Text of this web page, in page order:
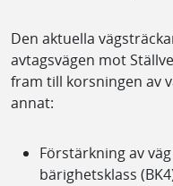
Den aktuella
avtagsvägen mot
fram till korsningen av
annat:
Förstärkning av
bärighetsklass